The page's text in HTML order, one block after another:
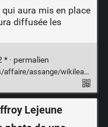
aura mis en place
diffusée les
· permalien
conclu-un-accord-avec-la-justice-americaine_6624699.html
Lejeune